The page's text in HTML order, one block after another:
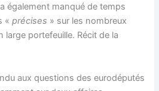
également manqué de temps
«précises » sur les nombreux
large portefeuille. Récit de la